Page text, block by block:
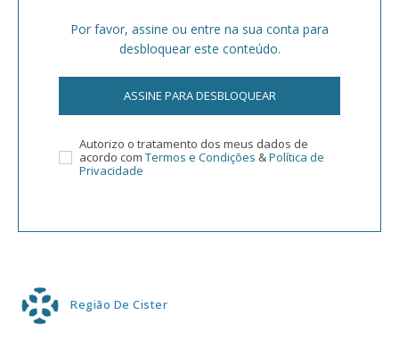
Por favor, assine ou entre na sua conta para
desbloquear este conteúdo.
ASSINE PARA DESBLOQUEAR
Autorizo o tratamento dos meus dados de
acordo com Termos e Condições &Política de
Privacidade
Região De Cister